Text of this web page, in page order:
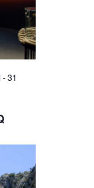
-31